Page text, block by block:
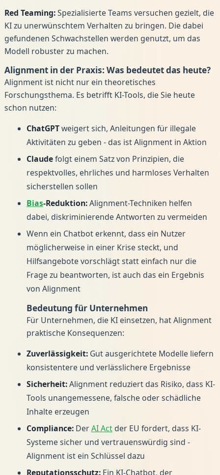
Red Teaming:Spezialisierte Teams versuchen gezielt, die
KI zu unerwünschtem Verhalten zu bringen. Die dabei
gefundenen Schwachstellen werden genutzt, um das
Modell robuster zu machen.
Alignment in der Praxis: Was bedeutet das heute?
Alignment ist nicht nur ein theoretisches
Forschungsthema. Es betrifft KI-Tools, die Sie heute
schon nutzen:
ChatGPTweigert sich, Anleitungen für illegale
Aktivitäten zu geben - das ist Alignment in Aktion
Claudefolgt einem Satz von Prinzipien, die
respektvolles, ehrliches und harmloses Verhalten
sicherstellen sollen
Bias-Reduktion:Alignment-Techniken helfen
dabei, diskriminierende Antworten zu vermeiden
Wenn ein Chatbot erkennt, dass ein Nutzer
möglicherweise in einer Krise steckt, und
Hilfsangebote vorschlägt statt einfach nur die
Frage zu beantworten, ist auch das ein Ergebnis
von Alignment
Bedeutung für Unternehmen
Für Unternehmen, die KI einsetzen, hat Alignment
praktische Konsequenzen:
Zuverlässigkeit:Gut ausgerichtete Modelle liefern
konsistentere und verlässlichere Ergebnisse
Sicherheit:Alignment reduziert das Risiko, dass KI-
Tools unangemessene, falsche oder schädliche
Inhalte erzeugen
Compliance:DerAI Actder EU fordert, dass KI-
Systeme sicher und vertrauenswürdig sind -
Alignment ist ein Schlüssel dazu
Reputationsschutz:Ein KI-Chatbot, der